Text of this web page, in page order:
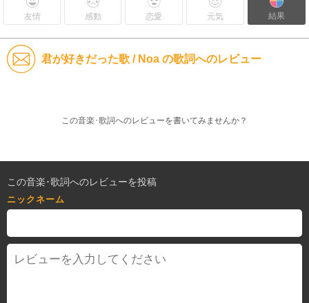
友情 感動 恋愛 元気 結果
君が好きだった歌 / Noa の歌詞へのレビュー
この音楽･歌詞へのレビューを書いてみませんか？
この音楽･歌詞へのレビューを投稿
ニックネーム